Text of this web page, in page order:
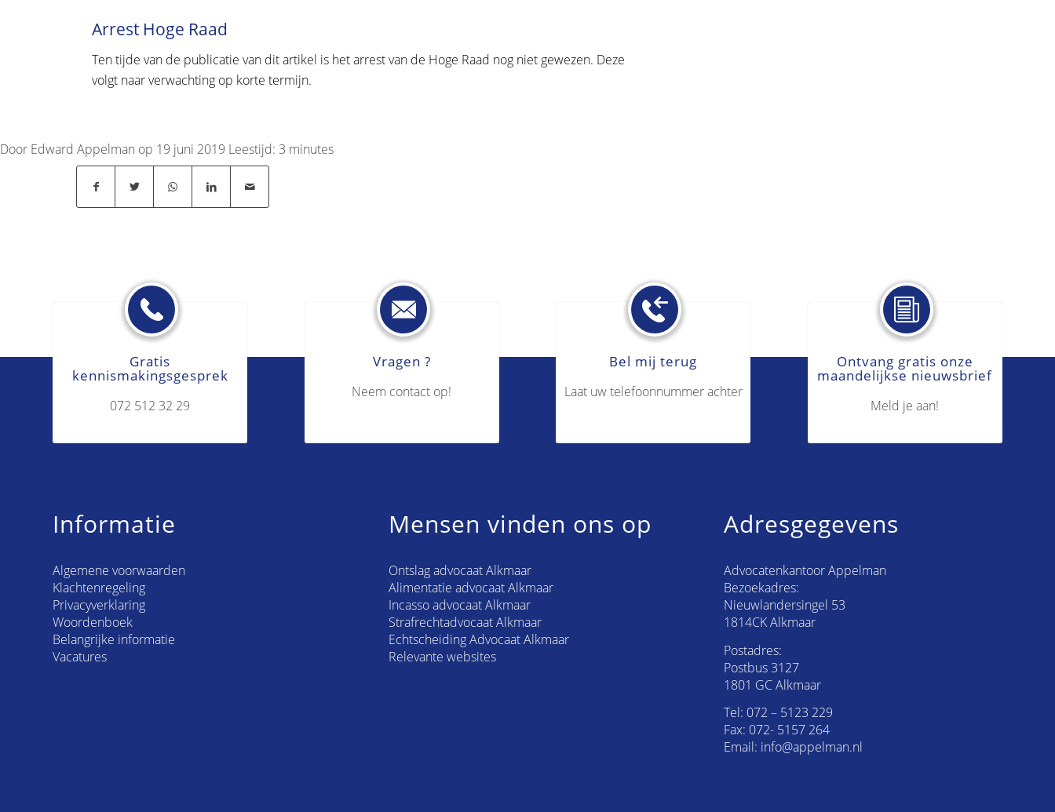
Arrest Hoge Raad
Ten tijde van de publicatie van dit artikel is het arrest van de Hoge Raad nog niet gewezen. Deze
volgt naar verwachting op korte termijn.
Door Edward Appelman op 19 juni 2019 Leestijd: 3 minutes
Gratis
kennismakingsgesprek
072 512 32 29
Vragen ?
Neem contact op!
Bel mij terug
Laat uw telefoonnummer achter
Ontvang gratis onze
maandelijkse nieuwsbrief
Meld je aan!
Informatie
Algemene voorwaarden
Klachtenregeling
Privacyverklaring
Woordenboek
Belangrijke informatie
Vacatures
Mensen vinden ons op
Ontslag advocaat Alkmaar
Alimentatie advocaat Alkmaar
Incasso advocaat Alkmaar
Strafrechtadvocaat Alkmaar
Echtscheiding Advocaat Alkmaar
Relevante websites
Adresgegevens
Advocatenkantoor Appelman
Bezoekadres:
Nieuwlandersingel 53
1814CK Alkmaar
Postadres:
Postbus 3127
1801 GC Alkmaar
Tel: 072 – 5123 229
Fax: 072- 5157 264
Email: info@appelman.nl